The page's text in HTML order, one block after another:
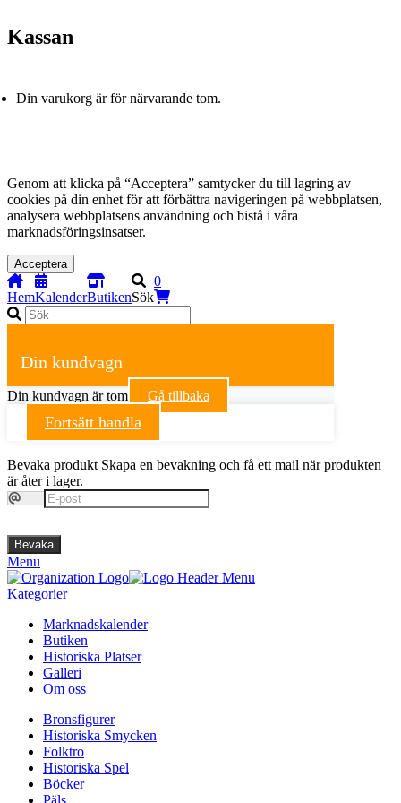
Kassan
Din varukorg är för närvarande tom.
Genom att klicka på “Acceptera” samtycker du till lagring av
cookies på din enhet för att förbättra navigeringen på webbplatsen,
analysera webbplatsens användning och bistå i våra
marknadsföringsinsatser.
Acceptera
HemKalenderButikenSök
0
Din kundvagn
Din kundvagn är tom Gå tillbaka
Fortsätt handla
Bevaka produkt Skapa en bevakning och få ett mail när produkten
är åter i lager.
Bevaka
Menu
Kategorier
Marknadskalender
Butiken
Historiska Platser
Galleri
Om oss
Bronsfigurer
Historiska Smycken
Folktro
Historiska Spel
Böcker
Päls